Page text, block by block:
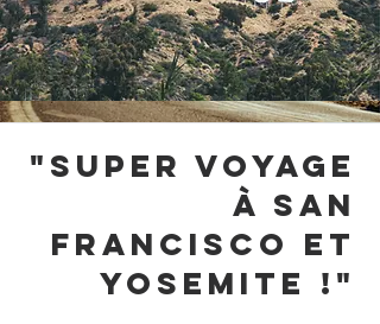
"Super voyage
à San
Francisco et
Yosemite !"